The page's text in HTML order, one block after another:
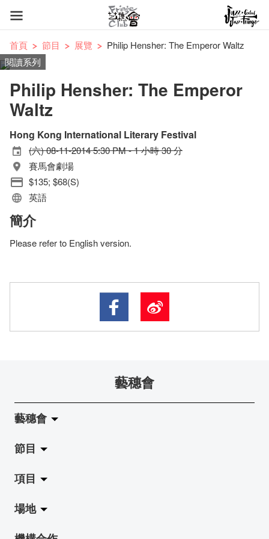
首頁 節目 展覽
Philip Hensher: The Emperor Waltz
閱讀系列
Philip Hensher: The Emperor
Waltz
Hong Kong International Literary Festival
(六) 08-11-2014 5:30 PM - 1 小時 30 分
賽馬會劇場
$135; $68(S)
英語
簡介
Please refer to English version.
藝穗會
藝穗會
關於藝穗會
藝穗會的演化
使命與宗旨
節目
拉闊
展覽
項目
Jazz-Go-Central, Jazz-Go-Fringe
場地